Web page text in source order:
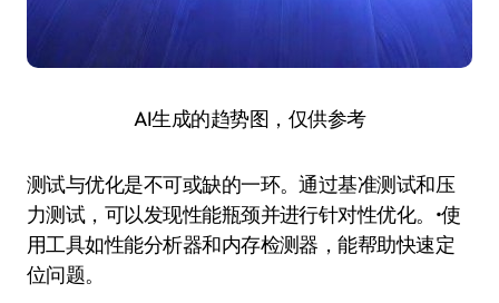
AI生成的趋势图，仅供参考
测试与优化是不可或缺的一环。通过基准测试和压
力测试，可以发现性能瓶颈并进行针对性优化。•使
用工具如性能分析器和内存检测器，能帮助快速定
位问题。